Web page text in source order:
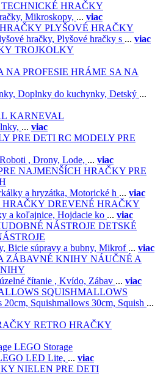
HRAČKY
Mikroskopy, ... viac
PLYŠOVÉ HRAČKY
hračky, Plyšové hračky s ... viac
TROJKOLKY
HRÁME SA NA
Doplnky do kuchynky, Detský ...
KARNEVAL
... viac
RC MODELY PRE
Roboti , Drony, Lode, ... viac
HRAČKY PRE
a hryzátka, Motorické h ... viac
DREVENÉ HRAČKY
a koľajnice, Hojdacie ko ... viac
DETSKÉ
Bicie súpravy a bubny, Mikrof ... viac
NÁUČNÉ A
čítanie , Kvído, Zábav ... viac
SQUISHMALLOWS
20cm, Squishmallows 30cm, Squish ...
RETRO HRAČKY
LEGO Storage
LED Lite, ... viac